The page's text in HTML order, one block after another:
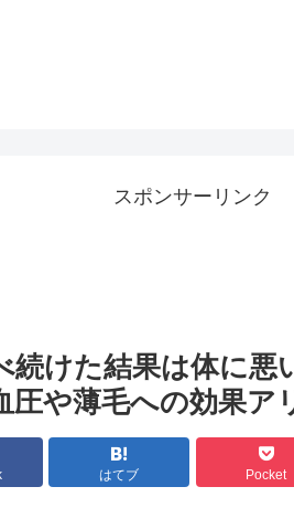
スポンサーリンク
続けた結果は体に
圧や薄毛への効果ア
はてブ Pocket